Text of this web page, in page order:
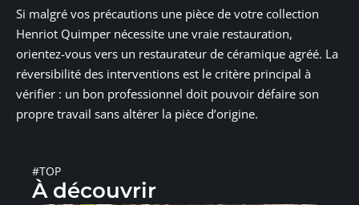
Si malgré vos précautions une pièce de votre collection
Henriot Quimper nécessite une vraie restauration,
orientez-vous vers un restaurateur de céramique agréé. La
réversibilité des interventions est le critère principal à
vérifier : un bon professionnel doit pouvoir défaire son
propre travail sans altérer la pièce d’origine.
#TOP
À découvrir